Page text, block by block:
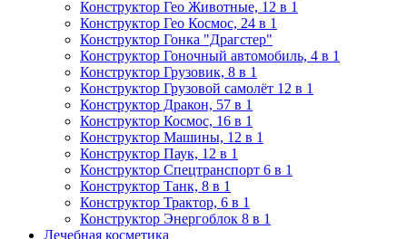
Конструктор Гео Животные, 12 в 1
Конструктор Гео Космос, 24 в 1
Конструктор Гонка "Драгстер"
Конструктор Гоночный автомобиль, 4 в 1
Конструктор Грузовик, 8 в 1
Конструктор Грузовой самолёт 12 в 1
Конструктор Дракон, 57 в 1
Конструктор Космос, 16 в 1
Конструктор Машины, 12 в 1
Конструктор Паук, 12 в 1
Конструктор Спецтранспорт 6 в 1
Конструктор Танк, 8 в 1
Конструктор Трактор, 6 в 1
Конструктор Энергоблок 8 в 1
Лечебная косметика